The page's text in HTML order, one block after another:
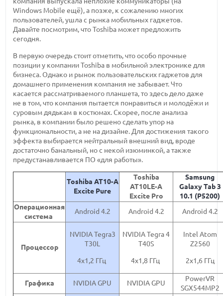
Windows Mobile ещё), а позже, к сожалению многих
пользователей, ушла с рынка мобильных гаджетов.
Давайте посмотрим, что Toshiba может предложить
сегодня.
В первую очередь стоит отметить, что особо прочные
позиции у компании Toshiba в мобильной электронике для
бизнеса. Однако и рынок пользовательских гаджетов для
домашнего применения компания не забывает. Что
касается рассматриваемого планшета, то здесь дело даже
не в том, что компания пытается понравиться и молодёжи и
суровым дядькам в костюмах. Скорее, после анализа
рынка, в компании было решено сделать упор на
функциональности, а не на дизайне. Для достижения такого
эффекта выбирается нейтральный внешний вид, вроде
достаточно банальный, но с некой изюминкой, а также
предустанавливается ПО «для работы».
Toshiba AT10-A
Excite Pure
Toshiba
AT10LE-A
Excite Pro
Samsung
Galaxy Tab 3
10.1 (P5200)
Операционная
система
Android 4.2 Android 4.2 Android 4.2
Процессор
NVIDIA Tegra3
T30L
4x1,2 ГГц
NVIDIA Tegra 4
T40S
4x1,8 ГГц
Intel Atom
Z2560
2x1,6 ГГц
Графика NVIDIA GPU NVIDIA GPU
PowerVR
SGX544MP2